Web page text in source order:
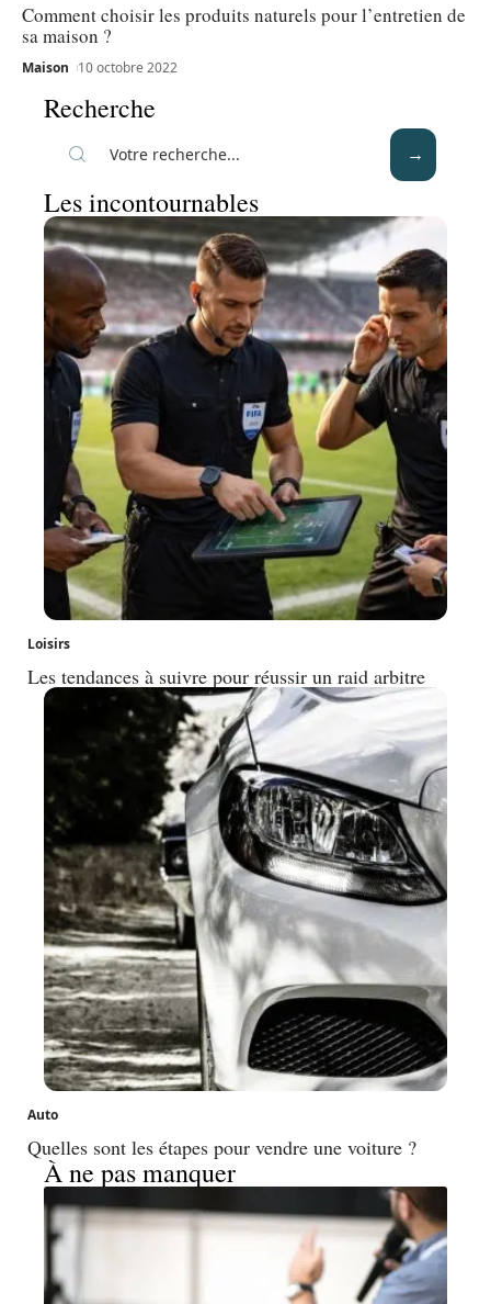
Comment choisir les produits naturels pour l’entretien de
sa maison ?
Maison 10 octobre 2022
Recherche
Les incontournables
Loisirs
Les tendances à suivre pour réussir un raid arbitre
Auto
Quelles sont les étapes pour vendre une voiture ?
À ne pas manquer